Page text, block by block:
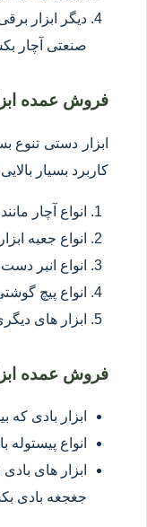
دیگر ابزار
صنعتی آچار
فروش عمده
ابزار دستی تنوع
کاربرد بسیار
انواع آچار
انواع جعبه
انواع انبر
انواع پیچ
ابزار های
فروش عمده
ابزار بادی
انواع
ابزار های
جغجغه بادی